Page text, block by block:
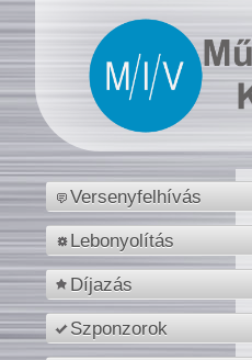
Versenyfelhívás
Lebonyolítás
Díjazás
Szponzorok